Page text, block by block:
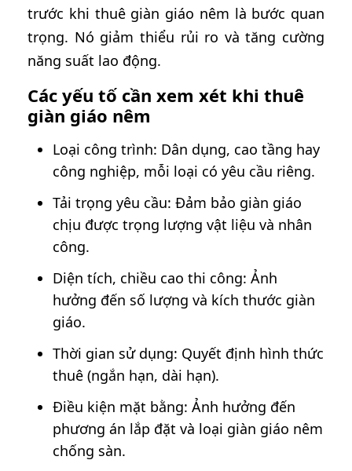
trước khi thuê giàn giáo nêm là bước quan
trọng. Nó giảm thiểu rủi ro và tăng cường
năng suất lao động.
Các yếu tố cần xem xét khi thuê
giàn giáo nêm
Loại công trình: Dân dụng, cao tầng hay
công nghiệp, mỗi loại có yêu cầu riêng.
Tải trọng yêu cầu: Đảm bảo giàn giáo
chịu được trọng lượng vật liệu và nhân
công.
Diện tích, chiều cao thi công: Ảnh
hưởng đến số lượng và kích thước giàn
giáo.
Thời gian sử dụng: Quyết định hình thức
thuê (ngắn hạn, dài hạn).
Điều kiện mặt bằng: Ảnh hưởng đến
phương án lắp đặt và loại giàn giáo nêm
chống sàn.